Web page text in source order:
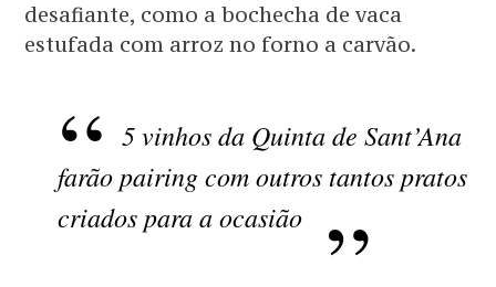
desafiante, como a bochecha de vaca
estufada com arroz no forno a carvão.
5 vinhos da Quinta de Sant’Ana
farão pairing com outros tantos pratos
criados para a ocasião